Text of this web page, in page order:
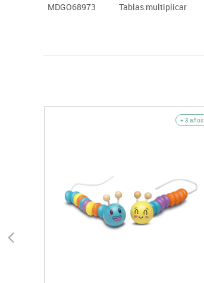
MDGO68973
Tablas multiplicar
+ 3 años